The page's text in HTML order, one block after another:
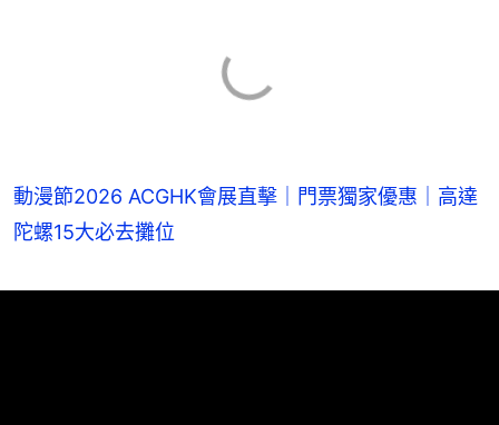
動漫節2026 ACGHK會展直擊｜門票獨家優惠｜高達
陀螺15大必去攤位